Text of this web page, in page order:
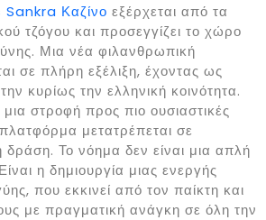
Καζίνο εξέρχεται από τα
τζόγου και προσεγγίζει το χώρο
Μια νέα φιλανθρωπική
σε πλήρη εξέλιξη, έχοντας ως
κυρίως την ελληνική κοινότητα.
στροφή προς πιο ουσιαστικές
μετατρέπεται σε
δράση. Το νόημα δεν είναι μια απλή
η δημιουργία μιας ενεργής
που εκκινεί από τον παίκτη και
με πραγματική ανάγκη σε όλη την